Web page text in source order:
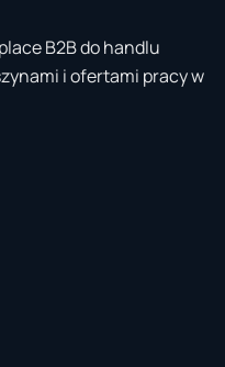
B2B do handlu
i ofertami pracy w